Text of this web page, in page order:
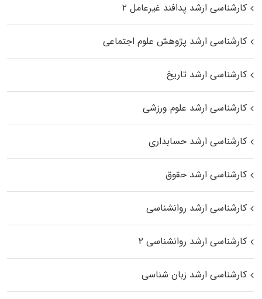
کارشناسی ارشد پدافند غیرعامل ۲
کارشناسی ارشد پژوهش علوم اجتماعی
کارشناسی ارشد تاریخ
کارشناسی ارشد علوم ورزشی
کارشناسی ارشد حسابداری
کارشناسی ارشد حقوق
کارشناسی ارشد روانشناسی
کارشناسی ارشد روانشناسی ۲
کارشناسی ارشد زبان شناسی